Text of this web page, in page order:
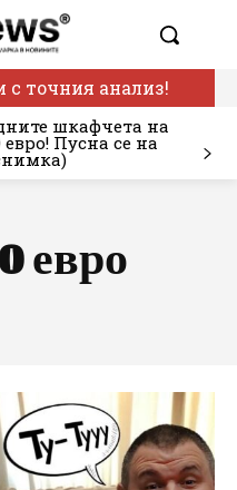
точния анализ!
шкафчета на
Пусна се на
евро